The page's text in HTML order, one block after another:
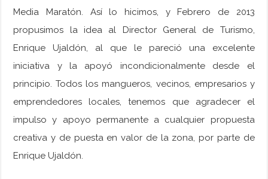
Media Maratón. Así lo hicimos, y Febrero de 2013
propusimos la idea al Director General de Turismo,
Enrique Ujaldón, al que le pareció una excelente
iniciativa y la apoyó incondicionalmente desde el
principio. Todos los mangueros, vecinos, empresarios y
emprendedores locales, tenemos que agradecer el
impulso y apoyo permanente a cualquier propuesta
creativa y de puesta en valor de la zona, por parte de
Enrique Ujaldón.